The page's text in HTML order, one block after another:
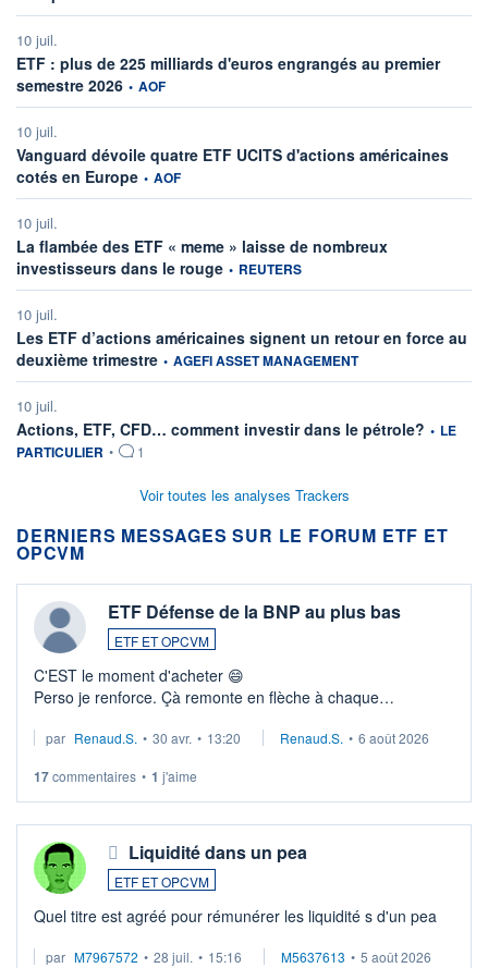
10 juil.
ETF : plus de 225 milliards d'euros engrangés au premier
semestre 2026 information fournie par
• AOF
10 juil.
Vanguard dévoile quatre ETF UCITS d'actions américaines
cotés en Europe information fournie par
• AOF
10 juil.
La flambée des ETF « meme » laisse de nombreux
investisseurs dans le rouge information fournie par
• REUTERS
10 juil.
Les ETF d’actions américaines signent un retour en force au
deuxième trimestre information fournie par
• AGEFI ASSET MANAGEMENT
10 juil.
Actions, ETF, CFD… comment investir dans le pétrole? • LE
PARTICULIER • 1
Voir toutes les analyses Trackers
DERNIERS MESSAGES SUR LE FORUM ETF ET
OPCVM
ETF Défense de la BNP au plus bas
ETF ET OPCVM
C'EST le moment d'acheter 😄​
Perso je renforce. Çà remonte en flèche à chaque
Investissement long terme tip top pour sa retraite.
par Renaud.S. • 30 avr. • 13:20 Renaud.S. • 6 août 2026
17commentaires • 1 j'aime
Liquidité dans un pea
ETF ET OPCVM
Quel titre est agréé pour rémunérer les liquidité s d'un pea
par M7967572 • 28 juil. • 15:16 M5637613 • 5 août 2026